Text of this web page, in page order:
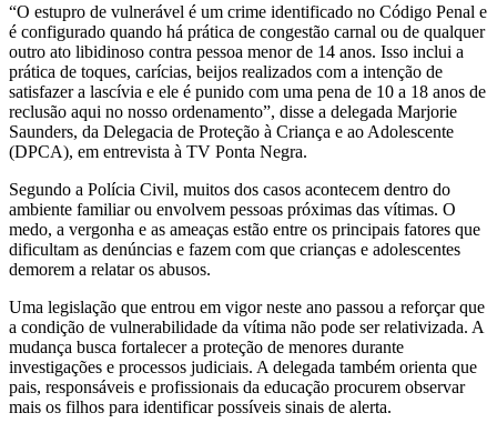
“O estupro de vulnerável é um crime identificado no Código Penal e
é configurado quando há prática de congestão carnal ou de qualquer
outro ato libidinoso contra pessoa menor de 14 anos. Isso inclui a
prática de toques, carícias, beijos realizados com a intenção de
satisfazer a lascívia e ele é punido com uma pena de 10 a 18 anos de
reclusão aqui no nosso ordenamento”, disse a delegada Marjorie
Saunders, da Delegacia de Proteção à Criança e ao Adolescente
(DPCA), em entrevista à TV Ponta Negra.
Segundo a Polícia Civil, muitos dos casos acontecem dentro do
ambiente familiar ou envolvem pessoas próximas das vítimas. O
medo, a vergonha e as ameaças estão entre os principais fatores que
dificultam as denúncias e fazem com que crianças e adolescentes
demorem a relatar os abusos.
Uma legislação que entrou em vigor neste ano passou a reforçar que
a condição de vulnerabilidade da vítima não pode ser relativizada. A
mudança busca fortalecer a proteção de menores durante
investigações e processos judiciais. A delegada também orienta que
pais, responsáveis e profissionais da educação procurem observar
mais os filhos para identificar possíveis sinais de alerta.